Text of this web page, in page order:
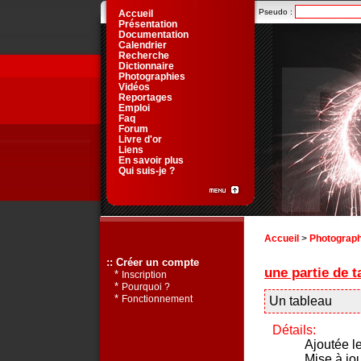
Accueil >
une partie de
Un tableau
Détails:
Ajoutée
Pseudo :
Accueil
Présentation
Documentation
Calendrier
Recherche
Dictionnaire
Photographies
Vidéos
Reportages
Emploi
Faq
Forum
Livre d'or
Liens
En savoir plus
Qui suis-je ?
:: Créer un compte
* Inscription
* Pourquoi ?
* Fonctionnement